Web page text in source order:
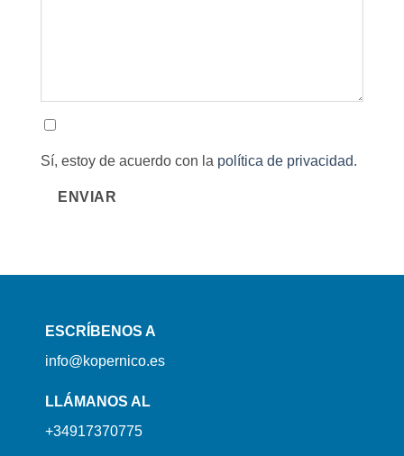
Sí, estoy de acuerdo con la política de privacidad.
ENVIAR
ESCRÍBENOS A
info@kopernico.es
LLÁMANOS AL
+34917370775